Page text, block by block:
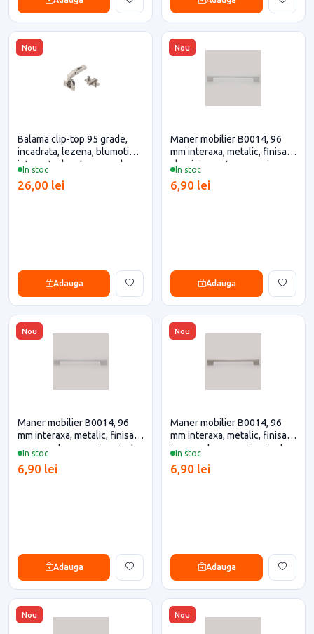
Nou
In stoc
Balama clip-top 95 grade,
incadrata, lezena, blumotion
integrat, placuta expando
eficiente
26,00 lei
Adauga
Nou
In stoc
Maner mobilier B0014, 96
mm interaxa, metalic, finisaj
aluminiu pentru casa si
6,90 lei
Adauga
Nou
In stoc
Maner mobilier B0014, 96
mm interaxa, metalic, finisaj
crom pentru casa si proiecte
6,90 lei
Adauga
Nou
In stoc
Maner mobilier B0014, 96
mm interaxa, metalic, finisaj
inox pentru casa si proiecte
6,90 lei
Adauga
Nou Nou